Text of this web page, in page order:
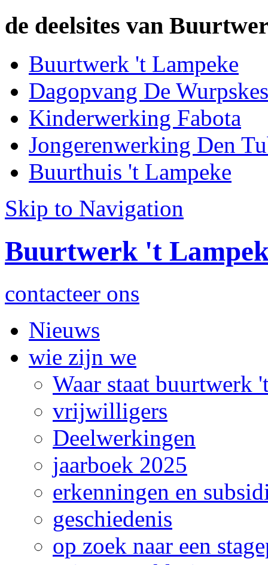
de deelsites van
Buurtwerk 't Lampeke
Dagopvang De Wurpskes
Kinderwerking Fabota
Jongerenwerking Den
Buurthuis 't Lampeke
Skip to Navigation
Buurtwerk 't
contacteer ons
Nieuws
wie zijn we
Waar staat buurtwerk
vrijwilligers
Deelwerkingen
jaarboek 2025
erkenningen en
geschiedenis
op zoek naar een